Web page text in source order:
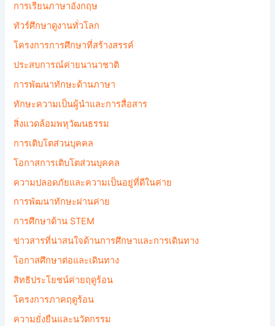
การเรียนภาษาอังกฤษ
ทัวร์ศึกษาดูงานทั่วโลก
โครงการการศึกษาที่สร้างสรรค์
ประสบการณ์ค่ายนานาชาติ
การพัฒนาทักษะด้านภาษา
ทักษะความเป็นผู้นำและการสื่อสาร
สิ่งแวดล้อมพหุวัฒนธรรม
การเติบโตส่วนบุคคล
โอกาสการเติบโตส่วนบุคคล
ความปลอดภัยและความเป็นอยู่ที่ดีในค่าย
การพัฒนาทักษะผ่านค่าย
การศึกษาด้าน STEM
ข่าวสารที่น่าสนใจด้านการศึกษาและการเดินทาง
โอกาสศึกษาต่อและเดินทาง
สิทธิประโยชน์ค่ายฤดูร้อน
โครงการภาคฤดูร้อน
ความยั่งยืนและนวัตกรรม